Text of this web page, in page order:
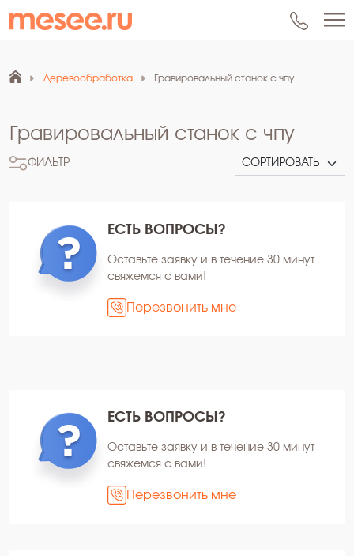
Деревообработка Гравировальный станок с чпу
Гравировальный станок с чпу
ФИЛЬТР
ЕСТЬ ВОПРОСЫ?
Оставьте заявку и в течение 30 минут
свяжемся с вами!
Перезвонить мне
ЕСТЬ ВОПРОСЫ?
Оставьте заявку и в течение 30 минут
свяжемся с вами!
Перезвонить мне